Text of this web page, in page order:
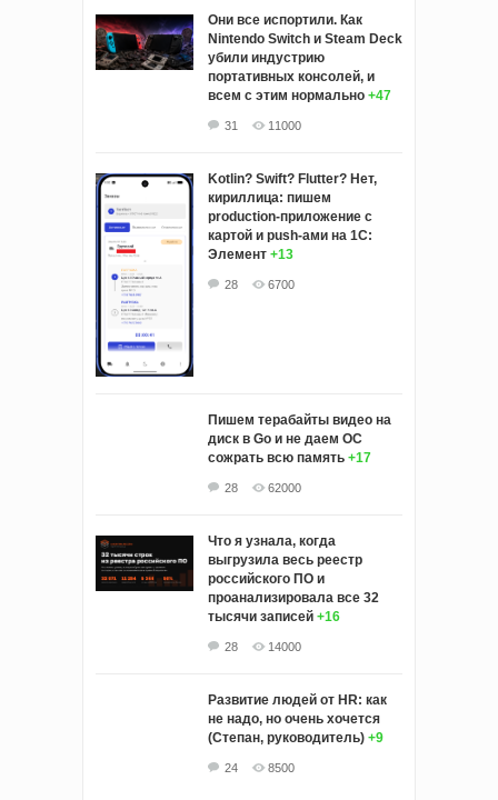
Они все испортили. Как
Nintendo Switch и Steam Deck
убили индустрию
портативных консолей, и
всем с этим нормально +47
31 11000
Kotlin? Swift? Flutter? Нет,
кириллица: пишем
production-приложение с
картой и push-ами на 1С:
Элемент +13
28 6700
Пишем терабайты видео на
диск в Go и не даем ОС
сожрать всю память +17
28 62000
Что я узнала, когда
выгрузила весь реестр
российского ПО и
проанализировала все 32
тысячи записей +16
28 14000
Развитие людей от HR: как
не надо, но очень хочется
(Степан, руководитель) +9
24 8500